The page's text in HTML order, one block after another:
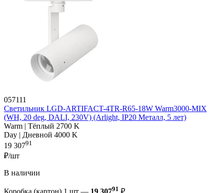
057111
Светильник LGD-ARTIFACT-4TR-R65-18W Warm3000-MIX
(WH, 20 deg, DALI, 230V) (Arlight, IP20 Металл, 5 лет)
Warm | Тёплый 2700 K
Day | Дневной 4000 K
19 30791
₽/шт
В наличии
91